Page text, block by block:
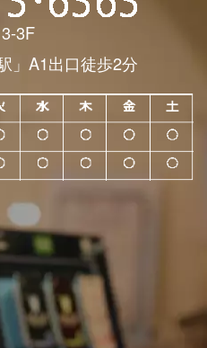
3F
」A1出口徒歩2分